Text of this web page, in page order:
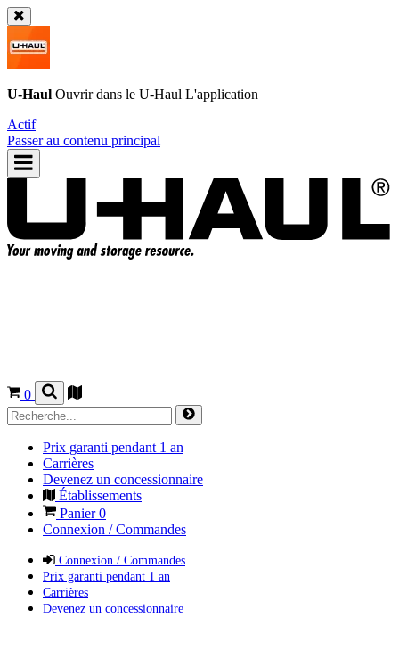
U-Haul Ouvrir dans le U-Haul L'application
Actif
Passer au contenu principal
0
Prix garanti pendant 1 an
Carrières
Devenez un concessionnaire
Établissements
Panier0
Connexion / Commandes
Connexion / Commandes
Prix garanti pendant 1 an
Carrières
Devenez un concessionnaire